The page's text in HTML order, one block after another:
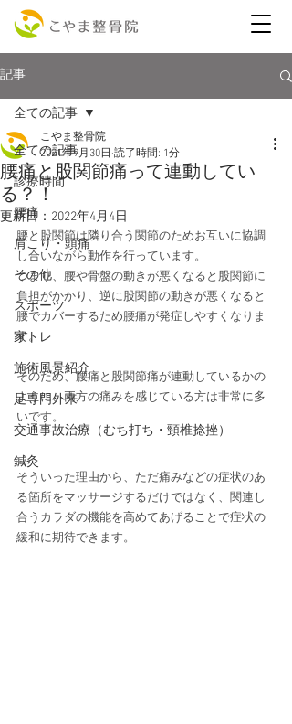
記事
全ての記事
診療時間
腰痛
肩こり・頭痛
その他
スポーツ
家トレ
施術風景紹介
足専門外来
交通事故治療（むち打ち・頸椎捻挫）
鍼灸
全ての記事
腰痛と股関節痛って連動してい
る？！
こやま整骨院
2021年9月30日 読了時間: 1分
更新日： 2022年4月4日
腰と股関節は隣り合う関節のためお互いに協調
し合いながら動作を行っています。
つまり、腰や骨盤の動きが悪くなると股関節に
負担がかかり、逆に股関節の動きが悪くなると
腰でカバーするため腰痛が発症しやすくなりま
す。
そのため、腰痛と股関節痛が連動しているかの
ように、両方の痛みを感じている方は非常に多
いです。
そういった理由から、ただ痛みなどの症状のあ
る箇所をマッサージするだけではなく、関連し
合うカラダの機能を高めてあげることで症状の
緩和に期待できます。